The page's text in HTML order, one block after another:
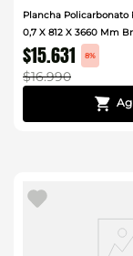
Plancha
0,7 X 812 X 3660 Mm
$15.631 8%
$16.990